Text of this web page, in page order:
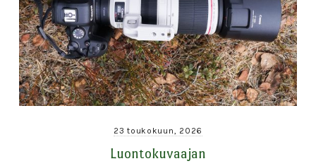
23 toukokuun, 2026
Luontokuvaajan